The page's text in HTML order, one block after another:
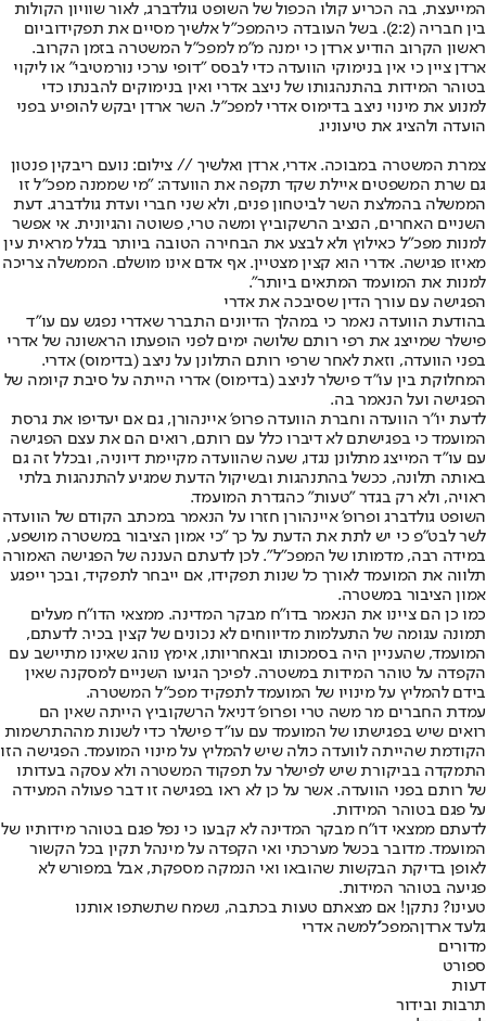
המייעצת, בה הכריע קולו הכפול של השופט גולדברג, לאור שוויון הקולות
בין חבריה (2:2). בשל העובדה כי
המפכ"ל אלשיך מסיים את תפקידוביום
ראשון הקרוב הודיע ארדן כי ימנה מ״מ למפכ״ל המשטרה בזמן הקרוב.
ארדן ציין כי אין בנימוקי הוועדה כדי לבסס ״דופי ערכי נורמטיבי״ או ליקוי
בטוהר המידות בהתנהגותו של ניצב אדרי ואין בנימוקים להבנתו כדי
למנוע את מינוי ניצב בדימוס אדרי למפכ״ל. השר ארדן יבקש להופיע בפני
הועדה ולהציג את טיעוניו.
צמרת המשטרה במבוכה. אדרי, ארדן ואלשיך // צילום: נועם ריבקין פנטון
גם שרת המשפטים איילת שקד תקפה את הוועדה: "מי שממנה מפכ"ל זו
הממשלה בהמלצת השר לביטחון פנים, ולא שני חברי ועדת גולדברג. דעת
השניים האחרים, הנציב הרשקוביץ ומשה טרי, פשוטה והגיונית. אי אפשר
למנות מפכ"ל כאילוץ ולא לבצע את הבחירה הטובה ביותר בגלל מראית עין
מאיזו פגישה. אדרי הוא קצין מצטיין. אף אדם אינו מושלם. הממשלה צריכה
למנות את המועמד המתאים ביותר".
הפגישה עם עורך הדין שסיבכה את אדרי
בהודעת הוועדה נאמר כי במהלך הדיונים התברר שאדרי נפגש עם עו"ד
פישלר שמייצג את רפי רותם שלושה ימים לפני הופעתו הראשונה של אדרי
בפני הוועדה, וזאת לאחר שרפי רותם התלונן על ניצב (בדימוס) אדרי.
המחלוקת בין עו"ד פישלר לניצב (בדימוס) אדרי הייתה על סיבת קיומה של
הפגישה ועל הנאמר בה.
לדעת יו"ר הוועדה וחברת הוועדה פרופ' איינהורן, גם אם יעדיפו את גרסת
המועמד כי בפגישתם לא דיברו כלל עם רותם, רואים הם את עצם הפגישה
עם עו"ד המייצג מתלונן נגדו, שעה שהוועדה מקיימת דיוניה, ובכלל זה גם
באותה תלונה, ככשל בהתנהגות ובשיקול הדעת שמגיע להתנהגות בלתי
ראויה, ולא רק בגדר "טעות" כהגדרת המועמד.
השופט גולדברג ופרופ' איינהורן חזרו על הנאמר במכתב הקודם של הוועדה
לשר לבט"פ כי יש לתת את הדעת על כך "כי אמון הציבור במשטרה מושפע,
במידה רבה, מדמותו של המפכ"ל". לכן לדעתם העננה של הפגישה האמורה
תלווה את המועמד לאורך כל שנות תפקידו, אם ייבחר לתפקיד, ובכך ייפגע
אמון הציבור במשטרה.
כמו כן הם ציינו את הנאמר בדו"ח מבקר המדינה. ממצאי הדו"ח מעלים
תמונה עגומה של התעלמות מדיווחים לא נכונים של קצין בכיר. לדעתם,
המועמד, שהעניין היה בסמכותו ובאחריותו, אימץ נוהג שאינו מתיישב עם
הקפדה על טוהר המידות במשטרה. לפיכך הגיעו השניים למסקנה שאין
בידם להמליץ על מינויו של המועמד לתפקיד מפכ"ל המשטרה.
עמדת החברים מר משה טרי ופרופ' דניאל הרשקוביץ הייתה שאין הם
רואים שיש בפגישתו של המועמד עם עו״ד פישלר כדי לשנות מההתרשמות
הקודמת שהייתה לוועדה כולה שיש להמליץ על מינוי המועמד. הפגישה הזו
התמקדה בביקורת שיש לפישלר על תפקוד המשטרה ולא עסקה בעדותו
של רותם בפני הוועדה. אשר על כן לא ראו בפגישה זו דבר פעולה המעידה
על פגם בטוהר המידות.
לדעתם ממצאי דו״ח מבקר המדינה לא קבעו כי נפל פגם בטוהר מידותיו של
המועמד. מדובר בכשל מערכתי ואי הקפדה על מינהל תקין בכל הקשור
לאופן בדיקת הבקשות שהובאו ואי הנמקה מספקת, אבל במפורש לא
פגיעה בטוהר המידות.
טעינו? נתקן! אם מצאתם טעות בכתבה, נשמח שתשתפו אותנו
גלעד ארדןהמפכ''למשה אדרי
מדורים
ספורט
דעות
תרבות ובידור